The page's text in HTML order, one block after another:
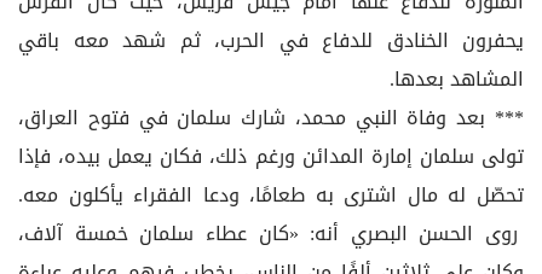
يحفرون الخنادق للدفاع في الحرب، ثم شهد معه باقي
المشاهد بعدها.
*** بعد وفاة النبي محمد، شارك سلمان في فتوح العراق،
تولى سلمان إمارة المدائن ورغم ذلك، فكان يعمل بيده، فإذا
تحصّل له مال اشترى به طعامًا، ودعا الفقراء يأكلون معه.
روى الحسن البصري أنه: «كان عطاء سلمان خمسة آلاف،